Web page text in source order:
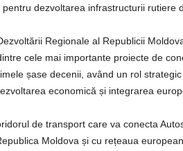
dezvoltarea infrastructurii rutiere
Regionale al Republicii
cele mai importante proiecte de
șase decenii, având un rol
economică și integrarea
de transport care va conecta
Moldova și cu rețeaua